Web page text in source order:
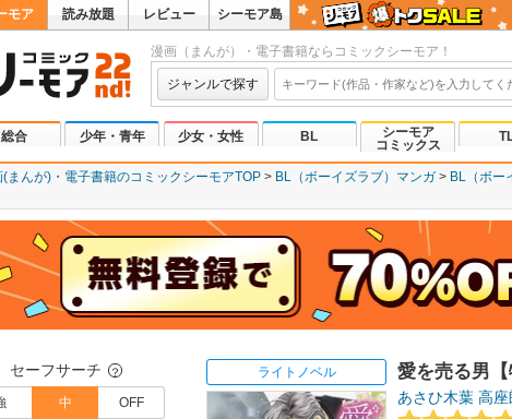
モア 読み放題 レビュー シーモア島
漫画（まんが）・電子書籍ならコミックシーモア！
ジャンルで探す
総合 少年・青年 少女・女性 BL
シーモア
コミックス
(まんが)・電子書籍のコミックシーモアTOP BL（ボーイズラブ）マンガ BL（ボー
セーフサーチ ？
中 OFF
ライトノベル 愛を売る男【
あさひ木葉 高座